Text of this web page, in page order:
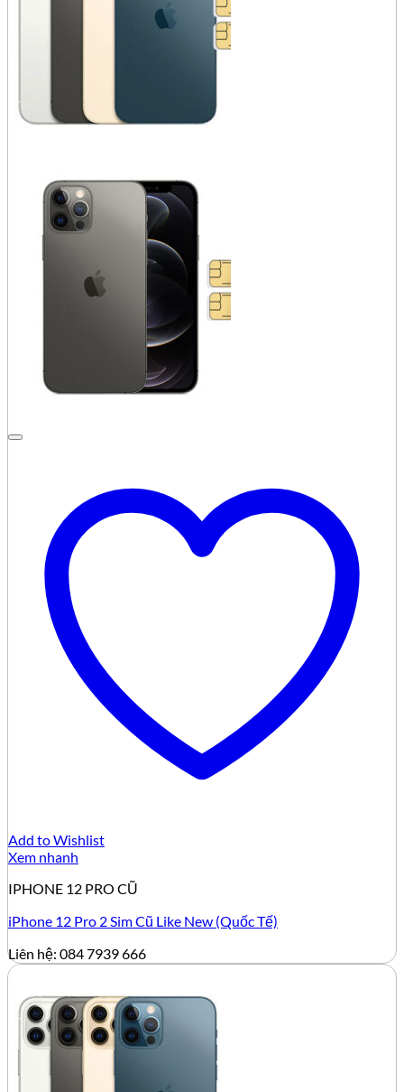
Add to Wishlist
Xem nhanh
IPHONE 12 PRO CŨ
iPhone 12 Pro 2 Sim Cũ Like New (Quốc Tế)
Liên hệ: 084 7939 666